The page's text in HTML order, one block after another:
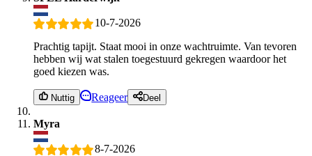
10-7-2026
Prachtig tapijt. Staat mooi in onze wachtruimte. Van tevoren
hebben wij wat stalen toegestuurd gekregen waardoor het
goed kiezen was.
Nuttig Reageer Deel
Myra
8-7-2026